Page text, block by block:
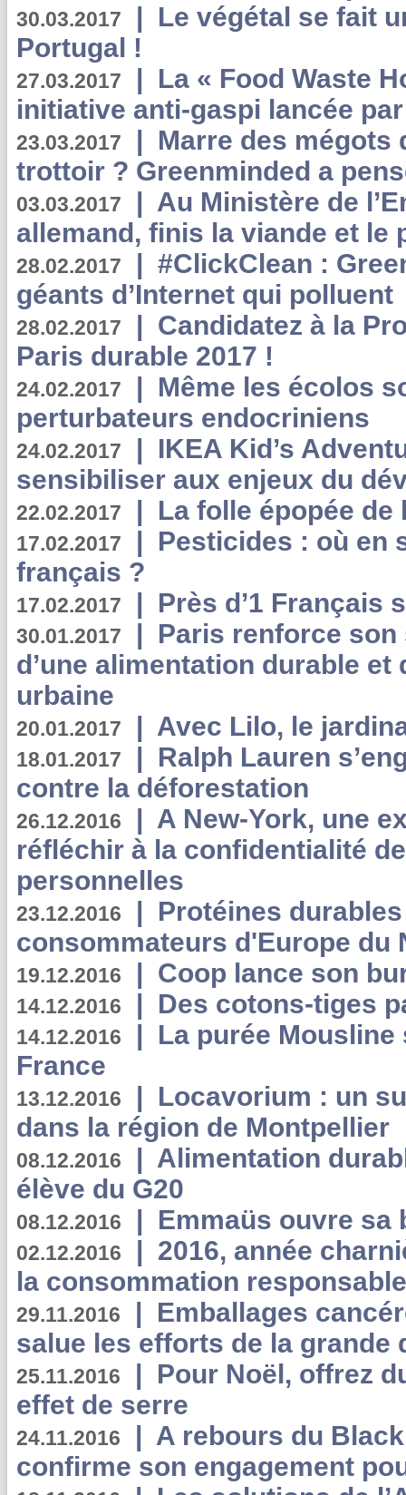
30.03.2017 | Le végétal se fait
Portugal !
27.03.2017 | La « Food Waste
initiative anti-gaspi lancée
23.03.2017 | Marre des mégots
trottoir ? Greenminded a
03.03.2017 | Au Ministère de
allemand, finis la viande et le
28.02.2017 | #ClickClean :
géants d’Internet qui polluent
28.02.2017 | Candidatez à la
Paris durable 2017 !
24.02.2017 | Même les écolos
perturbateurs endocriniens
24.02.2017 | IKEA Kid’s
sensibiliser aux enjeux du
22.02.2017 | La folle épopée de
17.02.2017 | Pesticides : où en
français ?
17.02.2017 | Près d’1 Français
30.01.2017 | Paris renforce
d’une alimentation durable et
urbaine
20.01.2017 | Avec Lilo, le
18.01.2017 | Ralph Lauren
contre la déforestation
26.12.2016 | A New-York, une
réfléchir à la confidentialité
personnelles
23.12.2016 | Protéines
consommateurs d'Europe du
19.12.2016 | Coop lance son
14.12.2016 | Des cotons-tiges
14.12.2016 | La purée
France
13.12.2016 | Locavorium : un
dans la région de Montpellier
08.12.2016 | Alimentation
élève du G20
08.12.2016 | Emmaüs ouvre sa
02.12.2016 | 2016, année
la consommation
29.11.2016 | Emballages
salue les efforts de la grande
25.11.2016 | Pour Noël, offrez
effet de serre
24.11.2016 | A rebours du
confirme son engagement